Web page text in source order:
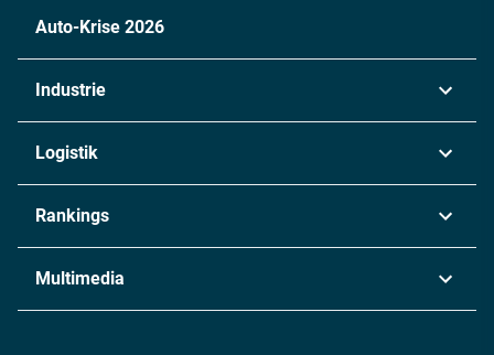
Auto-Krise 2026
Industrie
Chemie
Metall
Energie
Logistik
Rankings
Multimedia